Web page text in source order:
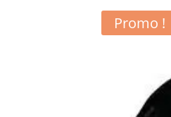
Promo !